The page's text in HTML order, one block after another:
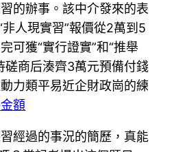
的辦事。該中介發來的表
非人現實習”報價從2萬到5
可獲“實行證實”和“推舉
磋商后湊齊3萬元預備付錢
力類平易近企財政崗的練
額
經過的事況的簡歷，真能